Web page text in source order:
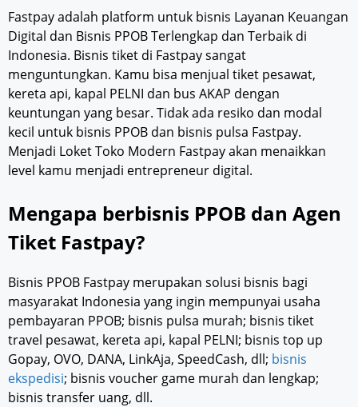
Fastpay adalah platform untuk bisnis Layanan Keuangan
Digital dan Bisnis PPOB Terlengkap dan Terbaik di
Indonesia. Bisnis tiket di Fastpay sangat
menguntungkan. Kamu bisa menjual tiket pesawat,
kereta api, kapal PELNI dan bus AKAP dengan
keuntungan yang besar. Tidak ada resiko dan modal
kecil untuk bisnis PPOB dan bisnis pulsa Fastpay.
Menjadi Loket Toko Modern Fastpay akan menaikkan
level kamu menjadi entrepreneur digital.
Mengapa berbisnis PPOB dan Agen
Tiket Fastpay?
Bisnis PPOB Fastpay merupakan solusi bisnis bagi
masyarakat Indonesia yang ingin mempunyai usaha
pembayaran PPOB; bisnis pulsa murah; bisnis tiket
travel pesawat, kereta api, kapal PELNI; bisnis top up
Gopay, OVO, DANA, LinkAja, SpeedCash, dll; bisnis
ekspedisi; bisnis voucher game murah dan lengkap;
bisnis transfer uang, dll.